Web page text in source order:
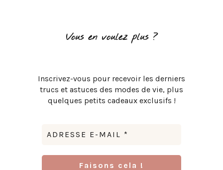
Vous en voulez plus ?
Inscrivez-vous pour recevoir les derniers
trucs et astuces des modes de vie, plus
quelques petits cadeaux exclusifs !